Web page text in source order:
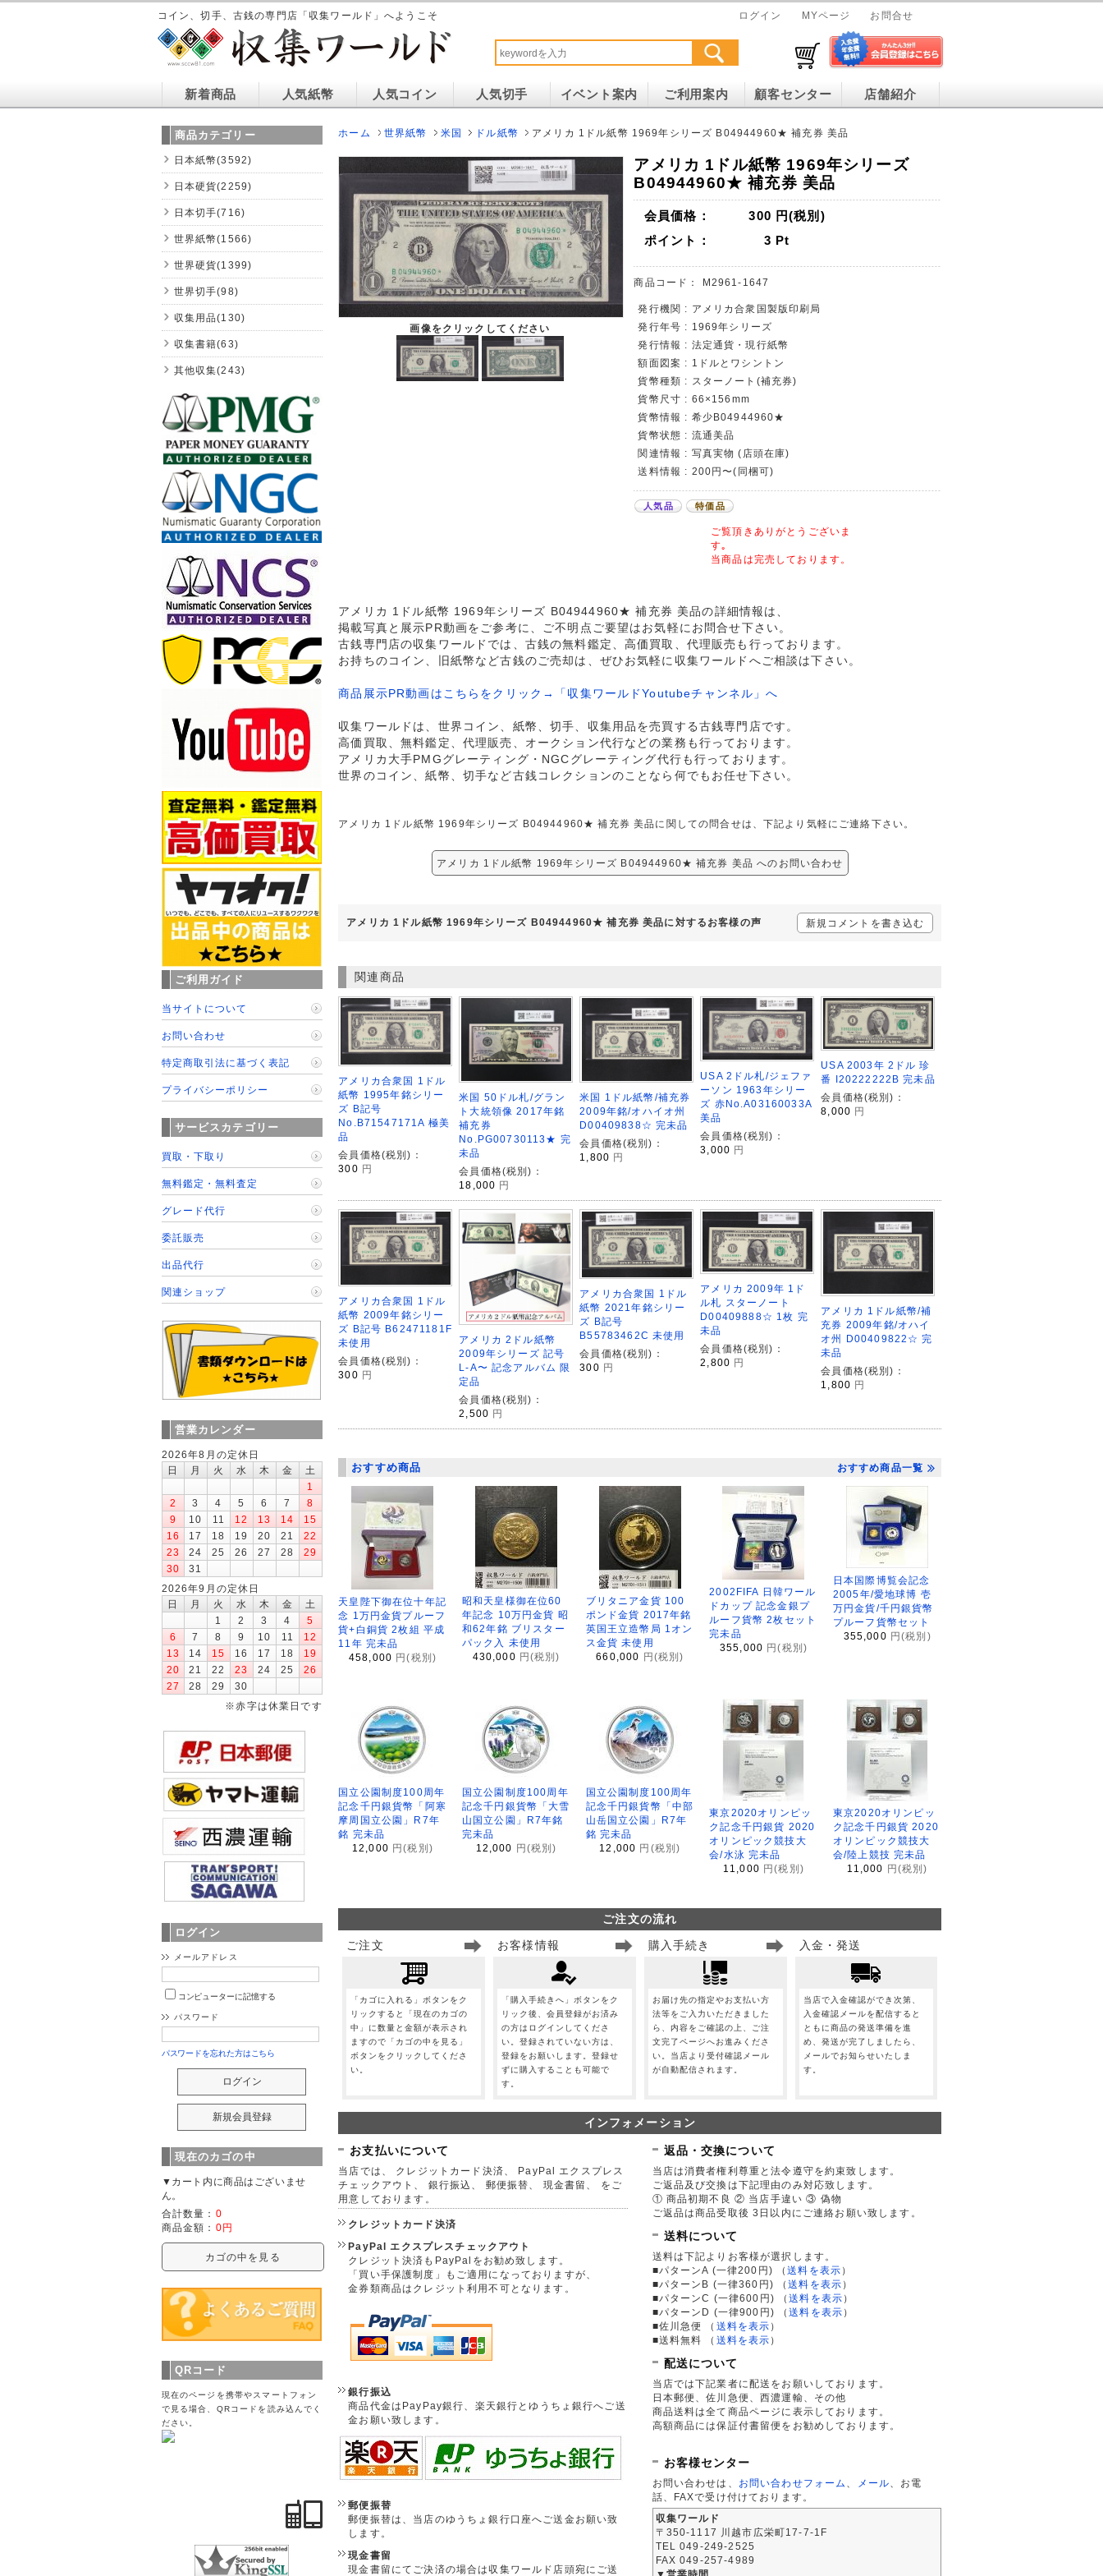
コイン、切手、古銭の専門店「収集ワールド」へようこそ ログイン MYページ お問合せ
新着商品 人気紙幣 人気コイン 人気切手 イベント案内 ご利用案内 顧客センター 店舗紹介
ホーム 世界紙幣 米国 ドル紙幣 アメリカ 1ドル紙幣 1969年シリーズ B04944960★ 補充券 美品
画像をクリックしてください
アメリカ 1ドル紙幣 1969年シリーズ
B04944960★ 補充券 美品
会員価格： 300 円(税別)
ポイント：
3 Pt
商品コード： M2961-1647
発行機関 : アメリカ合衆国製版印刷局
発行年号 : 1969年シリーズ
発行情報 : 法定通貨・現行紙幣
額面図案 : 1ドルとワシントン
貨幣種類 : スターノート(補充券)
貨幣尺寸 : 66×156mm
貨幣情報 : 希少B04944960★
貨幣状態 : 流通美品
関連情報 : 写真実物 (店頭在庫)
送料情報 : 200円〜(同梱可)
人気品 特価品
ご覧頂きありがとうございま
す｡
当商品は完売しております。
アメリカ 1ドル紙幣 1969年シリーズ B04944960★ 補充券 美品の詳細情報は、
掲載写真と展示PR動画をご参考に、ご不明点ご要望はお気軽にお問合せ下さい。
古銭専門店の収集ワールドでは、古銭の無料鑑定、高価買取、代理販売も行っております。
お持ちのコイン、旧紙幣など古銭のご売却は、ぜひお気軽に収集ワールドへご相談は下さい。
商品展示PR動画はこちらをクリック→「収集ワールドYoutubeチャンネル」へ
収集ワールドは、世界コイン、紙幣、切手、収集用品を売買する古銭専門店です。
高価買取、無料鑑定、代理販売、オークション代行などの業務も行っております。
アメリカ大手PMGグレーティング・NGCグレーティング代行も行っております。
世界のコイン、紙幣、切手など古銭コレクションのことなら何でもお任せ下さい。
アメリカ 1ドル紙幣 1969年シリーズ B04944960★ 補充券 美品に関しての問合せは、下記より気軽にご連絡下さい。
アメリカ 1ドル紙幣 1969年シリーズ B04944960★ 補充券 美品 へのお問い合わせ
アメリカ 1ドル紙幣 1969年シリーズ B04944960★ 補充券 美品に対するお客様の声 新規コメントを書き込む
関連商品
アメリカ合衆国 1ドル
紙幣 1995年銘シリー
ズ B記号
No.B71547171A 極美
品
会員価格(税別)：
300 円
米国 50ドル札/グラン
ト大統領像 2017年銘
補充券
No.PG00730113★ 完
未品
会員価格(税別)：
18,000 円
米国 1ドル紙幣/補充券
2009年銘/オハイオ州
D00409838☆ 完未品
会員価格(税別)：
1,800 円
USA 2ドル札/ジェファ
ーソン 1963年シリー
ズ 赤No.A03160033A
美品
会員価格(税別)：
3,000 円
USA 2003年 2ドル 珍
番 I20222222B 完未品
会員価格(税別)：
8,000 円
アメリカ合衆国 1ドル
紙幣 2009年銘シリー
ズ B記号 B62471181F
未使用
会員価格(税別)：
300 円
アメリカ 2ドル紙幣
2009年シリーズ 記号
L-A〜 記念アルバム 限
定品
会員価格(税別)：
2,500 円
アメリカ合衆国 1ドル
紙幣 2021年銘シリー
ズ B記号
B55783462C 未使用
会員価格(税別)：
300 円
アメリカ 2009年 1ド
ル札 スターノート
D00409888☆ 1枚 完
未品
会員価格(税別)：
2,800 円
アメリカ 1ドル紙幣/補
充券 2009年銘/オハイ
オ州 D00409822☆ 完
未品
会員価格(税別)：
1,800 円
おすすめ商品 おすすめ商品一覧
天皇陛下御在位十年記
念 1万円金貨プルーフ
貨+白銅貨 2枚組 平成
11年 完未品
458,000 円(税別)
昭和天皇様御在位60
年記念 10万円金貨 昭
和62年銘 ブリスター
パック入 未使用
430,000 円(税別)
ブリタニア金貨 100
ポンド金貨 2017年銘
英国王立造幣局 1オン
ス金貨 未使用
660,000 円(税別)
2002FIFA 日韓ワール
ドカップ 記念金銀プ
ルーフ貨幣 2枚セット
完未品
355,000 円(税別)
日本国際博覧会記念
2005年/愛地球博 壱
万円金貨/千円銀貨幣
プルーフ貨幣セット
355,000 円(税別)
国立公園制度100周年
記念千円銀貨幣「阿寒
摩周国立公園」R7年
銘 完未品
12,000 円(税別)
国立公園制度100周年
記念千円銀貨幣「大雪
山国立公園」R7年銘
完未品
12,000
円(税別)
国立公園制度100周年
記念千円銀貨幣「中部
山岳国立公園」R7年
銘 完未品
12,000 円(税別)
東京2020オリンピッ
ク記念千円銀貨 2020
オリンピック競技大
会/水泳 完未品
11,000 円(税別)
東京2020オリンピッ
ク記念千円銀貨 2020
オリンピック競技大
会/陸上競技 完未品
11,000
円(税別)
ご注文の流れ
ご注文
「カゴに入れる」ボタンをク
リックすると「現在のカゴの
中」に数量と金額が表示され
ますので「カゴの中を見る」
ボタンをクリックしてくださ
い。
お客様情報
「購入手続きへ」ボタンをク
リック後、会員登録がお済み
の方はログインしてくださ
い。登録されていない方は、
登録をお願いします。登録せ
ずに購入することも可能で
す。
購入手続き
お届け先の指定やお支払い方
法等をご入力いただきました
ら、内容をご確認の上、ご注
文完了ページへお進みくださ
い。当店より受付確認メール
が自動配信されます。
入金・発送
当店で入金確認ができ次第、
入金確認メールを配信すると
ともに商品の発送準備を進
め、発送が完了しましたら、
メールでお知らせいたしま
す。
インフォメーション
お支払いについて
当店では、 クレジットカード決済、 PayPal エクスプレス
チェックアウト、 銀行振込、 郵便振替、 現金書留、 をご
用意しております。
クレジットカード決済
PayPal エクスプレスチェックアウト
クレジット決済もPayPalをお勧め致します。
「買い手保護制度」もご適用になっておりますが、
金券類商品はクレジット利用不可となります。
銀行振込
商品代金はPayPay銀行、楽天銀行とゆうちょ銀行へご送
金お願い致します。
郵便振替
郵便振替は、当店のゆうちょ銀行口座へご送金お願い致
します。
現金書留
現金書留にてご決済の場合は収集ワールド店頭宛にご送
返品・交換について
当店は消費者権利尊重と法令遵守を約束致します。
ご返品及び交換は下記理由のみ対応致します。
① 商品初期不良 ② 当店手違い ③ 偽物
ご返品は商品受取後 3日以内にご連絡お願い致します。
送料について
送料は下記よりお客様が選択します。
■パターンA (一律200円)
（送料を表示 ）
■パターンB (一律360円)
（送料を表示 ）
■パターンC (一律600円)
（送料を表示 ）
■パターンD (一律900円)
（送料を表示 ）
■佐川急便
（ 送料を表示 ）
■送料無料
（ 送料を表示 ）
配送について
当店では下記業者に配送をお願いしております。
日本郵便、佐川急便、西濃運輸、その他
商品送料は全て商品ページに表示しております。
高額商品には保証付書留便をお勧めしております。
お客様センター
お問い合わせは、 お問い合わせフォーム メール 、お電
話、FAXで受け付けております。
収集ワールド
〒350-1117 川越市広栄町17-7-1F
TEL 049-249-2525
FAX 049-257-4989
商品カテゴリー
日本紙幣(3592)
日本硬貨(2259)
日本切手(716)
世界紙幣(1566)
世界硬貨(1399)
世界切手(98)
収集用品(130)
収集書籍(63)
其他収集(243)
ご利用ガイド
当サイトについて
お問い合わせ
特定商取引法に基づく表記
プライバシーポリシー
サービスカテゴリー
買取・下取り
無料鑑定・無料査定
グレード代行
委託販売
出品代行
関連ショップ
営業カレンダー
2026年8月の定休日
日
月 火 水 木 金
土
1
2
3 4 5 6 7
8
9
10 11 12 13 14
15
16
17 18 19 20 21
22
23
24 25 26 27 28
29
30
31
2026年9月の定休日
日
月 火 水 木 金
土
1
2 3 4
5
6
7 8 9 10 11
12
13
14 15 16 17 18
19
20
21 22 23 24 25
26
27
28 29
30
※赤字は休業日です
ログイン
メールアドレス
コンピューターに記憶する
パスワード
パスワードを忘れた方はこちら
現在のカゴの中
▼カート内に商品はございませ
ん。
合計数量： 0
商品金額： 0円
カゴの中を見る
QRコード
現在のページを携帯やスマートフォン
で見る場合、QRコードを読み込んでく
ださい。